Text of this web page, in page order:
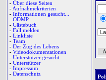
- Über diese Seiten
- Aufnahmekriterien
- Informationen gesucht...
- ODMP
- Gästebuch
- Fall melden
- Linkliste
- Team
- Der Zug des Lebens
- Videodokumentationen
- Unterstützer gesucht
- Unterstützer
- Impressum
- Datenschutz